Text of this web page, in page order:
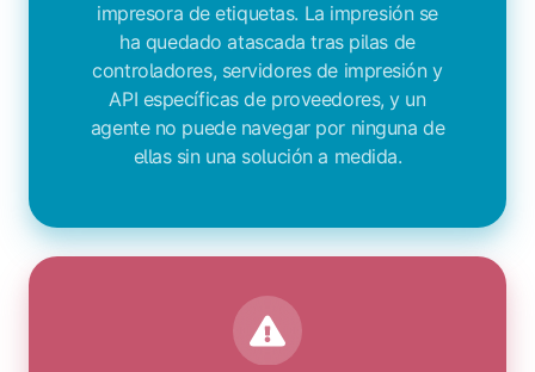
impresora de etiquetas. La impresión se
ha quedado atascada tras pilas de
controladores, servidores de impresión y
API específicas de proveedores, y un
agente no puede navegar por ninguna de
ellas sin una solución a medida.